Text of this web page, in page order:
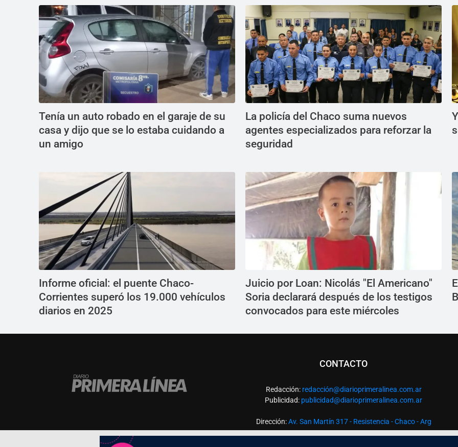
Tenía un auto robado en el garaje de su
casa y dijo que se lo estaba cuidando a
un amigo
La policía del Chaco suma nuevos
agentes especializados para reforzar la
seguridad
Informe oficial: el puente Chaco-
Corrientes superó los 19.000 vehículos
diarios en 2025
Juicio por Loan: Nicolás "El Americano"
Soria declarará después de los testigos
convocados para este miércoles
CONTACTO
Redacción: redacción@diarioprimeralinea.com.ar
Publicidad: publicidad@diarioprimeralinea.com.ar
Dirección:Av. San Martín 317 - Resistencia - Chaco - Arg